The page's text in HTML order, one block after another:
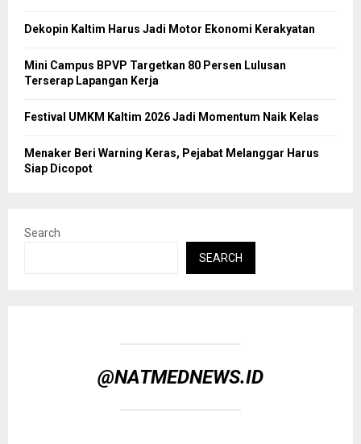
Dekopin Kaltim Harus Jadi Motor Ekonomi Kerakyatan
Mini Campus BPVP Targetkan 80 Persen Lulusan
Terserap Lapangan Kerja
Festival UMKM Kaltim 2026 Jadi Momentum Naik Kelas
Menaker Beri Warning Keras, Pejabat Melanggar Harus
Siap Dicopot
Search
SEARCH
@NATMEDNEWS.ID